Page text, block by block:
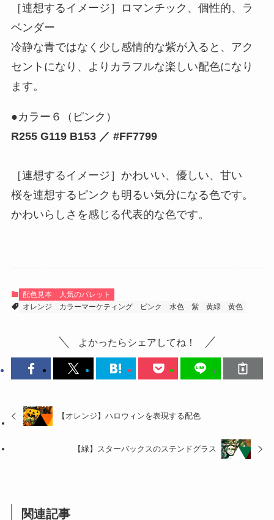
［連想するイメージ］ロマンチック、個性的、ラ
ベンダー
冷静な青ではなく少し感情的な紫が入ると、アク
セントになり、よりカラフルな楽しい配色になり
ます。
●カラー６（ピンク）
R255 G119 B153 ／ #FF7799
［連想するイメージ］かわいい、優しい、甘い
桜を連想するピンクも明るい気分になる色です。
かわいらしさを感じる代表的な色です。
配色見本
人気のパレット
オレンジ
カラーマーケティング ピンク 水色 紫 黄緑 黄色
よかったらシェアしてね！
【オレンジ】ハロウィンを表現する配色
【緑】スターバックスのステンドグラス
関連記事